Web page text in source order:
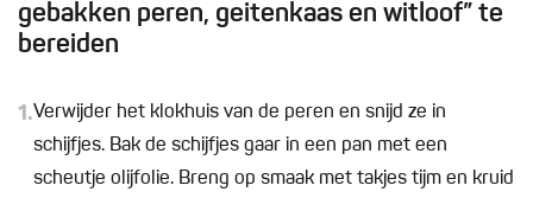
gebakken peren, geitenkaas en witloof” te
bereiden
1.Verwijder het klokhuis van de peren en snijd ze in
schijfjes. Bak de schijfjes gaar in een pan met een
scheutje olijfolie. Breng op smaak met takjes tijm en kruid